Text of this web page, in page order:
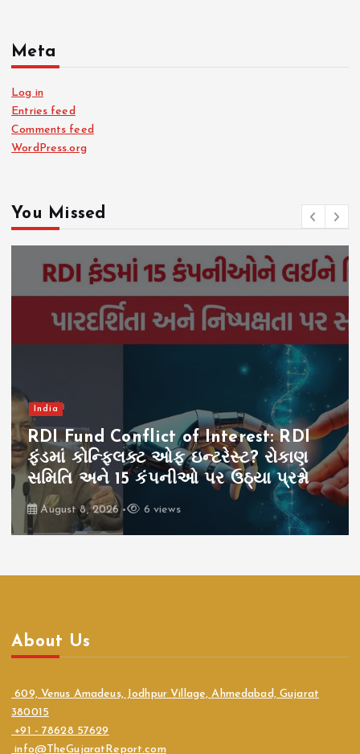
Meta
Log in
Entries feed
Comments feed
WordPress.org
You Missed
India
RDI Fund Conflict of Interest: RDI
ફંડમાં કોન્ફ્લિક્ટ ઓફ ઇન્ટરેસ્ટ? રોકાણ
સમિતિ અને 15 કંપનીઓ પર ઉઠ્યા પ્રશ્નો
August 8, 2026 6 views
About Us
609, Venus Amadeus, Jodhpur Village, Ahmedabad, Gujarat
380015
+91 - 78628 57629
info@TheGujaratReport.com